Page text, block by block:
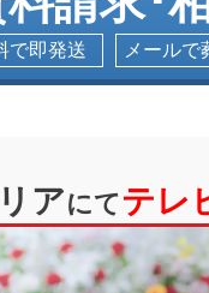
で即発送 メールで
アにてテレ